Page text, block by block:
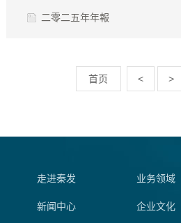
二零二五年年報
首页 < >
走进秦发 业务领域
新闻中心 企业文化